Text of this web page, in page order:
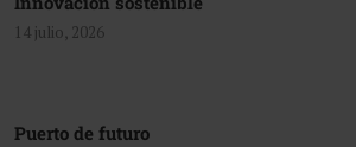
14 julio, 2026
Puerto de futuro